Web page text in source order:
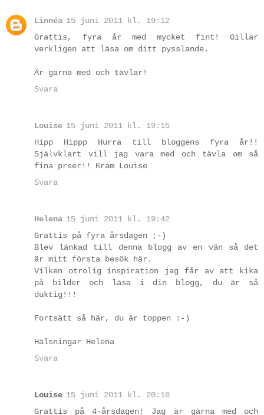
Linnéa 15 juni 2011 kl. 19:12
Grattis, fyra år med mycket fint! Gillar
verkligen att läsa om ditt pysslande.
Är gärna med och tävlar!
Svara
Louise 15 juni 2011 kl. 19:15
Hipp Hippp Hurra till bloggens fyra år!!
Självklart vill jag vara med och tävla om så
fina prser!! Kram Louise
Svara
Helena 15 juni 2011 kl. 19:42
Grattis på fyra årsdagen ;-)
Blev länkad till denna blogg av en vän så det
är mitt första besök här.
Vilken otrolig inspiration jag får av att kika
på bilder och läsa i din blogg, du är så
duktig!!!
Fortsätt så här, du är toppen :-)
Hälsningar Helena
Svara
Louise 15 juni 2011 kl. 20:10
Grattis på 4-årsdagen! Jag är gärna med och